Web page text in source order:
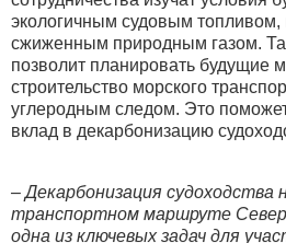
экологичным судовым топливом,
сжиженным природным газом.
позволит планировать будущие
строительство морского
углеродным следом. Это
вклад в декарбонизацию
– Декарбонизация судоходства
транспортном маршруте
одна из ключевых задач для